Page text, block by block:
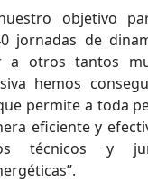
objetivo
jornadas de
a otros tantos
hemos
permite a toda
eficiente y
técnicos y